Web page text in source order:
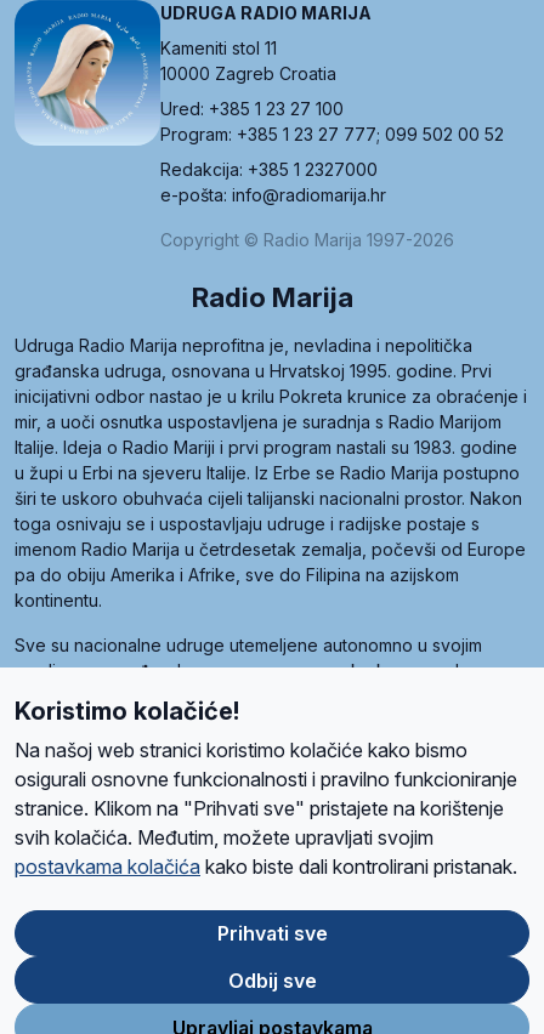
UDRUGA RADIO MARIJA
Kameniti stol 11
10000 Zagreb Croatia
Ured: +385 1 23 27 100
Program: +385 1 23 27 777; 099 502 00 52
Redakcija: +385 1 2327000
e-pošta: info@radiomarija.hr
Copyright © Radio Marija 1997-2026
Radio Marija
Udruga Radio Marija neprofitna je, nevladina i nepolitička
građanska udruga, osnovana u Hrvatskoj 1995. godine. Prvi
inicijativni odbor nastao je u krilu Pokreta krunice za obraćenje i
mir, a uoči osnutka uspostavljena je suradnja s Radio Marijom
Italije. Ideja o Radio Mariji i prvi program nastali su 1983. godine
u župi u Erbi na sjeveru Italije. Iz Erbe se Radio Marija postupno
širi te uskoro obuhvaća cijeli talijanski nacionalni prostor. Nakon
toga osnivaju se i uspostavljaju udruge i radijske postaje s
imenom Radio Marija u četrdesetak zemalja, počevši od Europe
pa do obiju Amerika i Afrike, sve do Filipina na azijskom
kontinentu.
Sve su nacionalne udruge utemeljene autonomno u svojim
zemljama, a međusobna su povezane preko krovne udruge
pod nazivom Svjetska obitelj Radio Marije (World Family of
Radio Maria). Svjetsku obitelj utemeljilo je sedam članica, među
kojima je i hrvatska Udruga Radio Marija.
O namaRadio ProgramVolonteriPrijateljiKontaktPravila privatnosti
Ova stranica je zaštićena Google reCAPTCHA sustavom
Store
Google
Play
Koristimo kolačiće!
Na našoj web stranici koristimo kolačiće kako bismo
osigurali osnovne funkcionalnosti i pravilno funkcioniranje
stranice. Klikom na "Prihvati sve" pristajete na korištenje
svih kolačića. Međutim, možete upravljati svojim
postavkama kolačića kako biste dali kontrolirani pristanak.
Prihvati sve
Odbij sve
Upravljaj postavkama